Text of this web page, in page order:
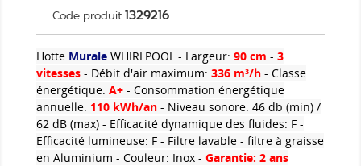
Code produit 1329216
Hotte Murale WHIRLPOOL - Largeur: 90 cm - 3
vitesses - Débit d'air maximum: 336 m³/h - Classe
énergétique: A+ - Consommation énergétique
annuelle: 110 kWh/an - Niveau sonore: 46 db (min) /
62 dB (max) - Efficacité dynamique des fluides: F -
Efficacité lumineuse: F - Filtre lavable - filtre à graisse
en Aluminium - Couleur: Inox - Garantie: 2 ans